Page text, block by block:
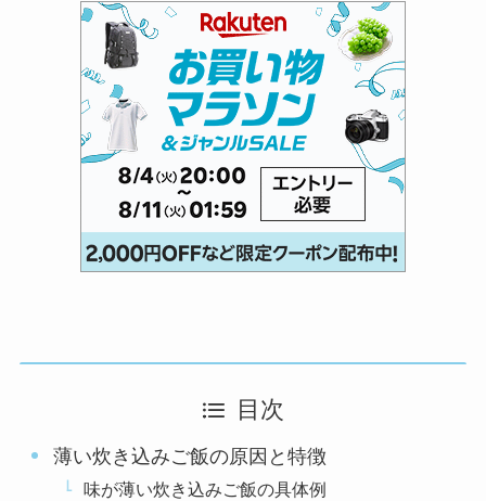
目次
薄い炊き込みご飯の原因と特徴
味が薄い炊き込みご飯の具体例